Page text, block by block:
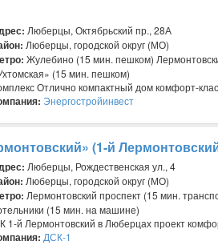
Люберцы, Октябрьский пр., 28А
Люберцы, городской округ (МО)
Жулебино (15 мин. пешком)
(15 мин. пешком)
Отлично компактный дом комфорт-
Энергостройинвест
(1-й
Люберцы, Рождественская ул., 4
Люберцы, городской округ (МО)
Лермонтовский проспект (15 мин.
(15 мин. на машине)
1-й Лермонтовский в Люберцах проект
ДСК-1